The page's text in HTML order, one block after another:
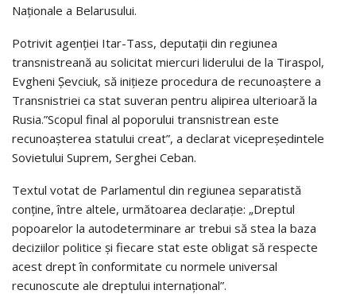
Naţionale a Belarusului.
Potrivit agenţiei Itar-Tass, deputaţii din regiunea
transnistreană au solicitat miercuri liderului de la Tiraspol,
Evgheni Şevciuk, să iniţieze procedura de recunoaştere a
Transnistriei ca stat suveran pentru alipirea ulterioară la
Rusia.”Scopul final al poporului transnistrean este
recunoaşterea statului creat”, a declarat vicepreşedintele
Sovietului Suprem, Serghei Ceban.
Textul votat de Parlamentul din regiunea separatistă
conţine, între altele, următoarea declaraţie: „Dreptul
popoarelor la autodeterminare ar trebui să stea la baza
deciziilor politice şi fiecare stat este obligat să respecte
acest drept în conformitate cu normele universal
recunoscute ale dreptului internaţional”.